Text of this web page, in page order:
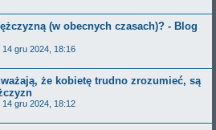
(w obecnych czasach)? - Blog
14 gru 2024, 18:16
że kobietę trudno zrozumieć, są
14 gru 2024, 18:12